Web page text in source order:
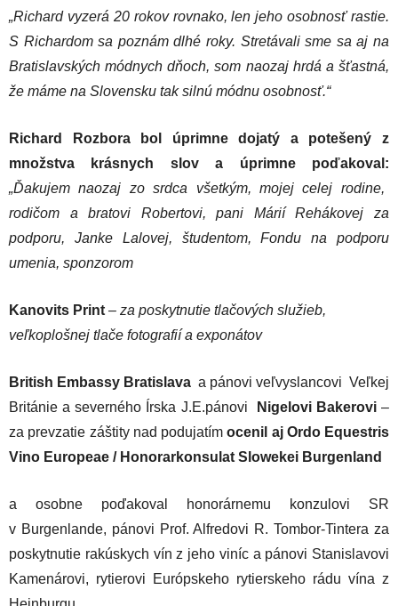
„Richard vyzerá 20 rokov rovnako, len jeho osobnosť rastie.
S Richardom sa poznám dlhé roky. Stretávali sme sa aj na
Bratislavských módnych dňoch, som naozaj hrdá a šťastná,
že máme na Slovensku tak silnú módnu osobnosť.“
Richard Rozbora bol úprimne dojatý a potešený z
množstva krásnych slov a úprimne poďakoval:
„Ďakujem naozaj zo srdca všetkým, mojej celej rodine,
rodičom a bratovi Robertovi, pani Márií Rehákovej za
podporu, Janke Lalovej, študentom, Fondu na podporu
umenia, sponzorom
Kanovits Print – za poskytnutie tlačových služieb,
veľkoplošnej tlače fotografií a exponátov
British Embassy Bratislava a pánovi veľvyslancovi Veľkej
Británie a severného Írska J.E.pánovi
Nigelovi Bakerovi –
za prevzatie záštity nad podujatímocenil aj Ordo Equestris
Vino Europeae / Honorarkonsulat Slowekei Burgenland
a osobne poďakoval honorárnemu konzulovi SR
v Burgenlande, pánovi Prof. Alfredovi R. Tombor-Tintera za
poskytnutie rakúskych vín z jeho viníc a pánovi Stanislavovi
Kamenárovi, rytierovi Európskeho rytierskeho rádu vína z